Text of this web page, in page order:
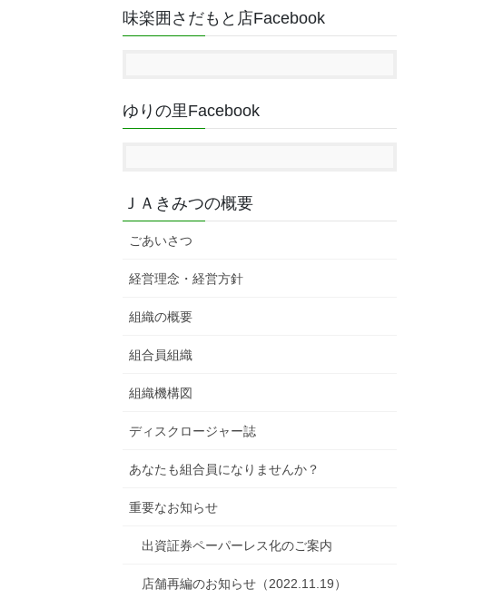
味楽囲さだもと店Facebook
ゆりの里Facebook
ＪＡきみつの概要
ごあいさつ
経営理念・経営方針
組織の概要
組合員組織
組織機構図
ディスクロージャー誌
あなたも組合員になりませんか？
重要なお知らせ
出資証券ペーパーレス化のご案内
店舗再編のお知らせ（2022.11.19）